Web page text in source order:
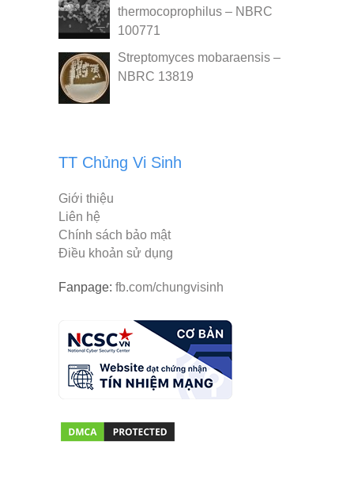
thermocoprophilus – NBRC
100771
Streptomyces mobaraensis –
NBRC 13819
TT Chủng Vi Sinh
Giới thiệu
Liên hệ
Chính sách bảo mật
Điều khoản sử dụng
Fanpage: fb.com/chungvisinh